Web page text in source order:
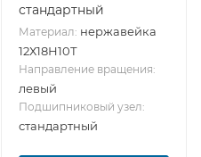
стандартный
Материал: нержавейка
12Х18Н10Т
Направление вращения:
левый
Подшипниковый узел:
стандартный